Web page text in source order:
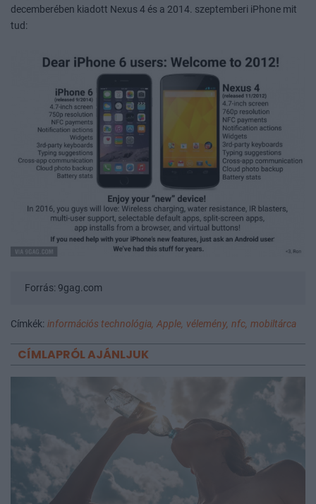
decemberében kiadott Nexus 4 és a 2014. szeptemberi iPhone mit
tud:
Forrás: 9gag.com
Címkék: információs technológia, Apple, vélemény, nfc, mobiltárca
CÍMLAPRÓL AJÁNLJUK